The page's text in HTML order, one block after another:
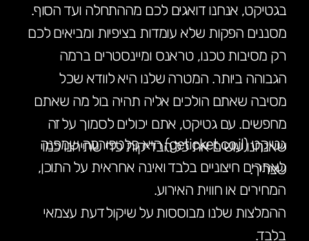
גטיקט (geticket.co.il) היא פלטפורמה שמפנה
לאתרים חיצוניים בלבד ואינה אחראית על התוכן,
המחירים או חווית האירוע.
ההמלצות שלנו מבוססות על שיקול דעת עצמאי
בלבד.
בגטיקט, אנחנו דואגים לכם מההתחלה ועד הסוף.
מסננים הפקות שלא עומדות בציפיות ומביאים לכם
רק מסיבות טכנו, טראנס ומיינסטרים ברמה
הגבוהה ביותר. המטרה שלנו היא לוודא שכל
מסיבה שאתם הולכים אליה תהיה בול מה שאתם
מחפשים. עם גטיקט, אתם יכולים לסמוך על זה
שאנחנו עושים את כל הבדיקות כדי שתיהנו כמו
שצריך.